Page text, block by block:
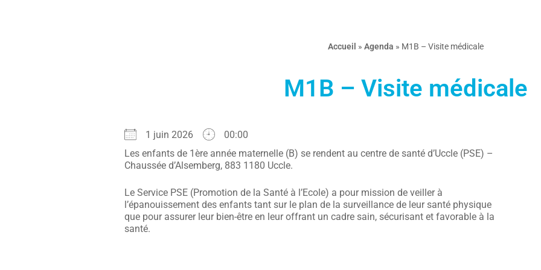
Accueil » Agenda » M1B – Visite médicale
M1B – Visite médicale
1 juin 2026
00:00
Les enfants de 1ère année maternelle (B) se rendent au centre de santé d’Uccle (PSE) –
Chaussée d’Alsemberg, 883 1180 Uccle.
Le Service PSE (Promotion de la Santé à l’Ecole) a pour mission de veiller à
l’épanouissement des enfants tant sur le plan de la surveillance de leur santé physique
que pour assurer leur bien-être en leur offrant un cadre sain, sécurisant et favorable à la
santé.